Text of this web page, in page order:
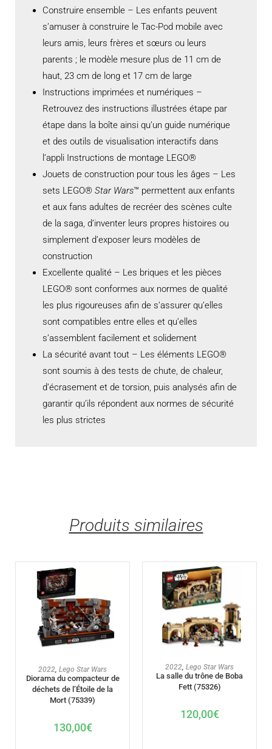
Construire ensemble – Les enfants peuvent
s’amuser à construire le Tac-Pod mobile avec
leurs amis, leurs frères et sœurs ou leurs
parents ; le modèle mesure plus de 11 cm de
haut, 23 cm de long et 17 cm de large
Instructions imprimées et numériques –
Retrouvez des instructions illustrées étape par
étape dans la boîte ainsi qu’un guide numérique
et des outils de visualisation interactifs dans
l’appli Instructions de montage LEGO®
Jouets de construction pour tous les âges – Les
sets LEGO® Star Wars™ permettent aux enfants
et aux fans adultes de recréer des scènes culte
de la saga, d’inventer leurs propres histoires ou
simplement d’exposer leurs modèles de
construction
Excellente qualité – Les briques et les pièces
LEGO® sont conformes aux normes de qualité
les plus rigoureuses afin de s’assurer qu’elles
sont compatibles entre elles et qu’elles
s’assemblent facilement et solidement
La sécurité avant tout – Les éléments LEGO®
sont soumis à des tests de chute, de chaleur,
d’écrasement et de torsion, puis analysés afin de
garantir qu’ils répondent aux normes de sécurité
les plus strictes
Produits similaires
AJOUTER AU PANIER
2022, Lego Star Wars
Diorama du compacteur de
déchets de l’Étoile de la
Mort (75339)
130,00€
AJOUTER AU PANIER
2022 Lego Star Wars
La salle du trône de Boba
Fett (75326)
120,00€